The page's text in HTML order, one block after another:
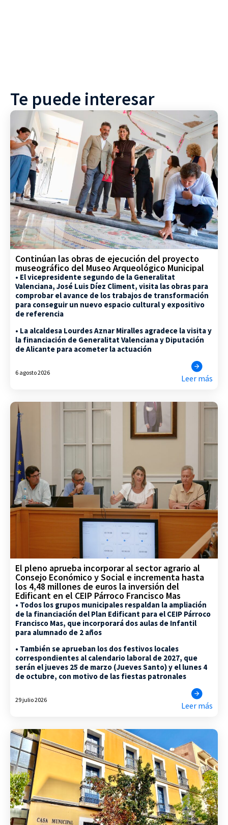
Te puede interesar
Continúan las obras de ejecución del proyecto
museográfico del Museo Arqueológico Municipal
• El vicepresidente segundo de la Generalitat
Valenciana, José Luis Díez Climent, visita las obras para
comprobar el avance de los trabajos de transformación
para conseguir un nuevo espacio cultural y expositivo
de referencia
• La alcaldesa Lourdes Aznar Miralles agradece la visita y
la financiación de Generalitat Valenciana y Diputación
de Alicante para acometer la actuación
6 agosto 2026
Leer más
El pleno aprueba incorporar al sector agrario al
Consejo Económico y Social e incrementa hasta
los 4,48 millones de euros la inversión del
Edificant en el CEIP Párroco Francisco Mas
• Todos los grupos municipales respaldan la ampliación
de la financiación del Plan Edificant para el CEIP Párroco
Francisco Mas, que incorporará dos aulas de Infantil
para alumnado de 2 años
• También se aprueban los dos festivos locales
correspondientes al calendario laboral de 2027, que
serán el jueves 25 de marzo (Jueves Santo) y el lunes 4
de octubre, con motivo de las fiestas patronales
29 julio 2026
Leer más